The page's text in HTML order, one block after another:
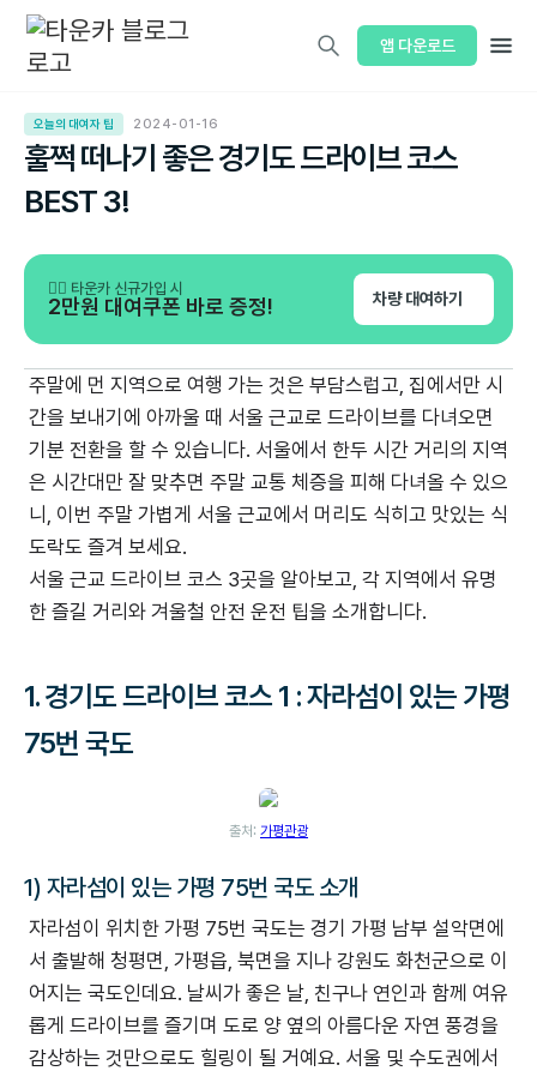
앱 다운로드
오늘의 대여자 팁 2024-01-16
훌쩍 떠나기 좋은 경기도 드라이브 코스
BEST 3!
💁‍♂️ 타운카 신규가입 시
2만원 대여쿠폰 바로 증정! 차량 대여하기
주말에 먼 지역으로 여행 가는 것은 부담스럽고, 집에서만 시
간을 보내기에 아까울 때 서울 근교로 드라이브를 다녀오면
기분 전환을 할 수 있습니다. 서울에서 한두 시간 거리의 지역
은 시간대만 잘 맞추면 주말 교통 체증을 피해 다녀올 수 있으
니, 이번 주말 가볍게 서울 근교에서 머리도 식히고 맛있는 식
도락도 즐겨 보세요.
서울 근교 드라이브 코스 3곳을 알아보고, 각 지역에서 유명
한 즐길 거리와 겨울철 안전 운전 팁을 소개합니다.
1. 경기도 드라이브 코스 1 : 자라섬이 있는 가평
75번 국도
출처: 가평관광
1) 자라섬이 있는 가평 75번 국도 소개
자라섬이 위치한 가평 75번 국도는 경기 가평 남부 설악면에
서 출발해 청평면, 가평읍, 북면을 지나 강원도 화천군으로 이
어지는 국도인데요. 날씨가 좋은 날, 친구나 연인과 함께 여유
롭게 드라이브를 즐기며 도로 양 옆의 아름다운 자연 풍경을
감상하는 것만으로도 힐링이 될 거예요. 서울 및 수도권에서